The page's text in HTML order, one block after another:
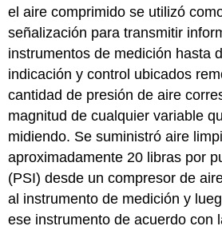
el aire comprimido se utilizó
señalización para transmitir
instrumentos de medición hasta
indicación y control ubicados
cantidad de presión de aire
magnitud de cualquier variable
midiendo. Se suministró aire
aproximadamente 20 libras por
(PSI) desde un compresor de
al instrumento de medición y
ese instrumento de acuerdo con